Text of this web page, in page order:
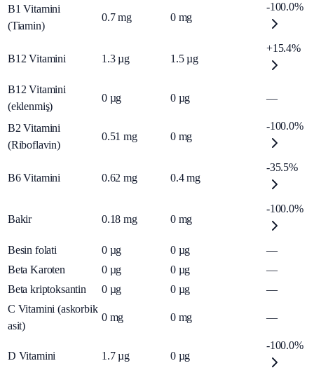
B1 Vitamini
(Tiamin)
0.7 mg 0 mg
-100.0%
B12 Vitamini 1.3 µg 1.5 µg
+15.4%
B12 Vitamini
(eklenmiş)
0 µg 0 µg —
B2 Vitamini
(Riboflavin)
0.51 mg 0 mg
-100.0%
B6 Vitamini 0.62 mg 0.4 mg
-35.5%
Bakir 0.18 mg 0 mg
-100.0%
Besin folati 0 µg 0 µg
—
Beta Karoten
0 µg 0 µg
—
Beta kriptoksantin
0 µg 0 µg
—
C Vitamini (askorbik
asit)
0 mg 0 mg —
D Vitamini 1.7 µg 0 µg
-100.0%